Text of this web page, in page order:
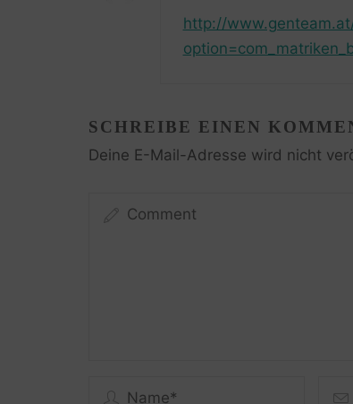
http://
SCHREIBE EINEN
Deine E-Mail-Adresse wird nicht